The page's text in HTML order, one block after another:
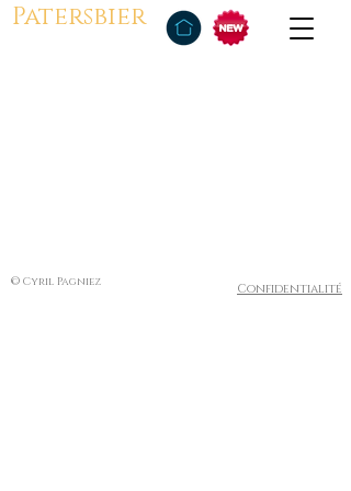
Patersbier
© Cyril Pagniez Confidentialité